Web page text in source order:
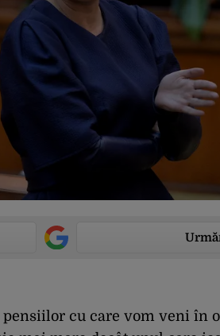
pensiilor cu care vom veni în